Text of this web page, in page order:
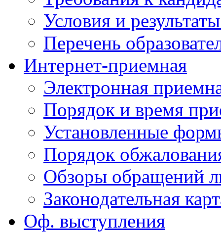
Условия и
Перечень
Интернет-приемная
Электронная
Порядок и время
Установленные
Порядок
Обзоры обращений
Законодательная
Оф. выступления